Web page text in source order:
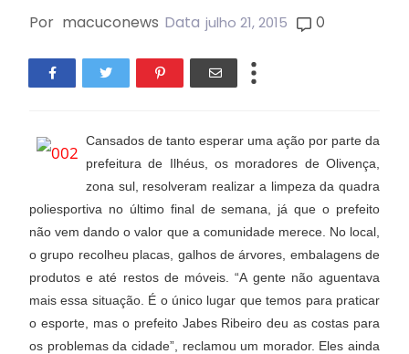
Por macuconews Data julho 21, 2015 0
Cansados de tanto esperar uma ação por parte da
prefeitura de Ilhéus, os moradores de Olivença,
zona sul, resolveram realizar a limpeza da quadra
poliesportiva no último final de semana, já que o prefeito
não vem dando o valor que a comunidade merece. No local,
o grupo recolheu placas, galhos de árvores, embalagens de
produtos e até restos de móveis. “A gente não aguentava
mais essa situação. É o único lugar que temos para praticar
o esporte, mas o prefeito Jabes Ribeiro deu as costas para
os problemas da cidade”, reclamou um morador. Eles ainda